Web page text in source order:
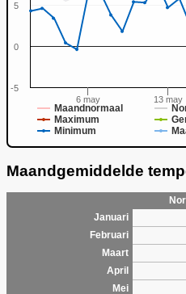
Maandnormaal
Maximum
Minimum
6 may 13 may
-5
0
5
Maandgemiddelde
Januari
Februari
Maart
April
Mei